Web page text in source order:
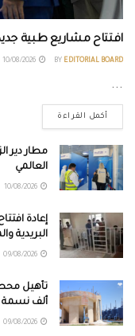
افتتاح مشاريع طبية
BY EDITORIAL BOARD
...
أكمل القراءة
مطار دير
العالمي
إعادة
البريدية
ألف نسمة